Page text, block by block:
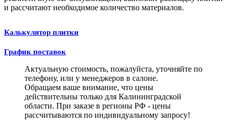
и рассчитают необходимое количество материалов.
Калькулятор плитки
График поставок
Актуальную стоимость, пожалуйста, уточняйте по
телефону, или у менеджеров в салоне.
Обращаем ваше внимание, что цены
действительны только для Калининградской
области. При заказе в регионы РФ - цены
рассчитываются по индивидуальному запросу!